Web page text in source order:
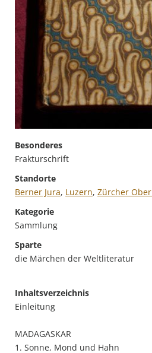
Besonderes
Frakturschrift
Standorte
Berner Jura, Luzern, Zürcher
Kategorie
Sammlung
Sparte
die Märchen der Weltliteratur
Inhaltsverzeichnis
Einleitung
MADAGASKAR
1. Sonne, Mond und Hahn